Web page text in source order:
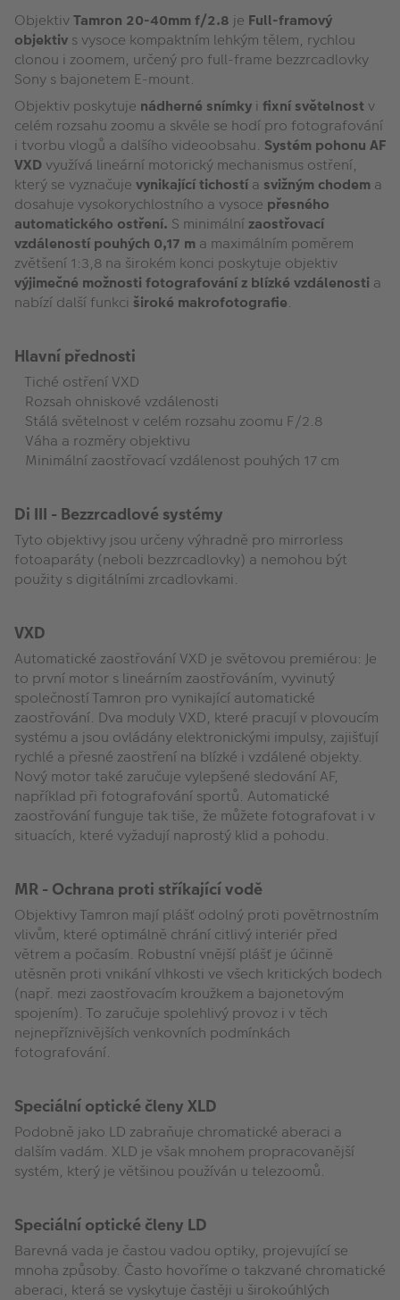
ObjektivTamron 20-40mm f/2.8 je Full-framový
objektiv s vysoce kompaktním lehkým tělem, rychlou
clonou i zoomem, určený pro full-frame bezzrcadlovky
Sony s bajonetem E-mount.
Objektiv poskytuje nádherné snímky i fixní světelnost v
celém rozsahu zoomu a skvěle se hodí pro fotografování
i tvorbu vlogů a dalšího videoobsahu. Systém pohonu AF
VXD využívá lineární motorický mechanismus ostření,
který se vyznačuje vynikající tichostí a svižným chodem a
dosahuje vysokorychlostního a vysoce přesného
automatického ostření. S minimálnízaostřovací
vzdáleností pouhých 0,17 m a maximálním poměrem
zvětšení 1:3,8 na širokém konci poskytuje objektiv
výjimečné možnosti fotografování z blízké vzdálenosti a
nabízí další funkci široké makrofotografie.
Hlavní přednosti
Tiché ostření VXD
Rozsah ohniskové vzdálenosti
Stálá světelnost v celém rozsahu zoomu F/2.8
Váha a rozměry objektivu
Minimální zaostřovací vzdálenost pouhých 17 cm
Di III - Bezzrcadlové systémy
Tyto objektivy jsou určeny výhradně pro mirrorless
fotoaparáty (neboli bezzrcadlovky) a nemohou být
použity s digitálními zrcadlovkami.
VXD
Automatické zaostřování VXD je světovou premiérou: Je
to první motor s lineárním zaostřováním, vyvinutý
společností Tamron pro vynikající automatické
zaostřování. Dva moduly VXD, které pracují v plovoucím
systému a jsou ovládány elektronickými impulsy, zajišťují
rychlé a přesné zaostření na blízké i vzdálené objekty.
Nový motor také zaručuje vylepšené sledování AF,
například při fotografování sportů. Automatické
zaostřování funguje tak tiše, že můžete fotografovat i v
situacích, které vyžadují naprostý klid a pohodu.
MR - Ochrana proti stříkající vodě
Objektivy Tamron mají plášť odolný proti povětrnostním
vlivům, které optimálně chrání citlivý interiér před
větrem a počasím. Robustní vnější plášť je účinně
utěsněn proti vnikání vlhkosti ve všech kritických bodech
(např. mezi zaostřovacím kroužkem a bajonetovým
spojením). To zaručuje spolehlivý provoz i v těch
nejnepříznivějších venkovních podmínkách
fotografování.
Speciální optické členy XLD
Podobně jako LD zabraňuje chromatické aberaci a
dalším vadám. XLD je však mnohem propracovanější
systém, který je většinou používán u telezoomů.
Speciální optické členy LD
Barevná vada je častou vadou optiky, projevující se
mnoha způsoby. Často hovoříme o takzvané chromatické
aberaci, která se vyskytuje častěji u širokoúhlých